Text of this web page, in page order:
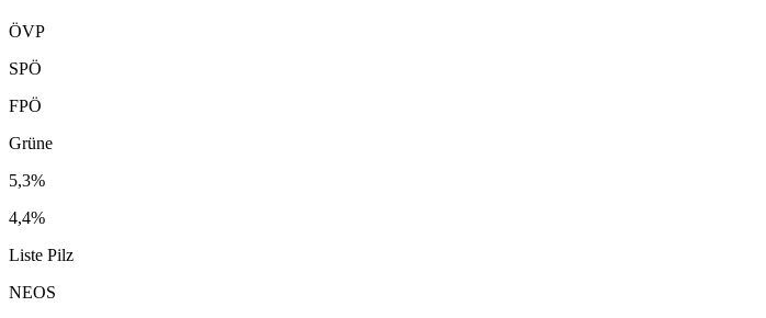
ÖVP
SPÖ
FPÖ
Grüne
5,3%
4,4%
Liste Pilz
NEOS